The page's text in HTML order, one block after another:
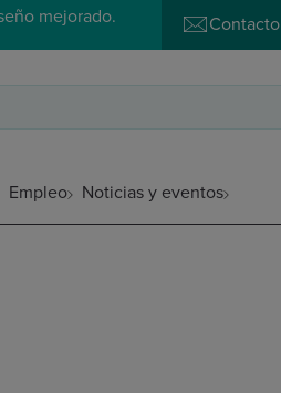
mejorado. Contacto
Empleo Noticias y eventos